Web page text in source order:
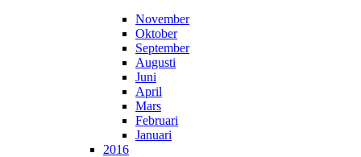
November
Oktober
September
Augusti
Juni
April
Mars
Februari
Januari
2016